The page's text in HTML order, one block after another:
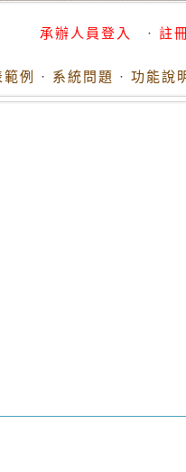
承辦人員登入 · 註
例 · 系統問題 · 功能說